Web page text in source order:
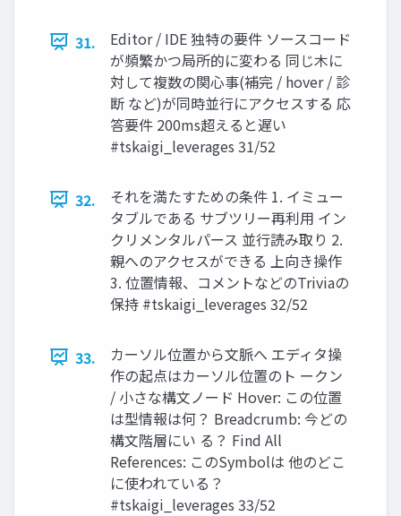
31.
Editor / IDE 独特の要件 ソースコード
が頻繁かつ局所的に変わる 同じ木に
対して複数の関心事(補完 / hover / 診
断 など)が同時並行にアクセスする 応
答要件 200ms超えると遅い
#tskaigi_leverages 31/52
32.
それを満たすための条件 1. イミュー
タブルである サブツリー再利用 イン
クリメンタルパース 並行読み取り 2.
親へのアクセスができる 上向き操作
3. 位置情報、コメントなどのTriviaの
保持 #tskaigi_leverages 32/52
33.
カーソル位置から文脈へ エディタ操
作の起点はカーソル位置のト ークン
/ 小さな構文ノード Hover: この位置
は型情報は何？ Breadcrumb: 今どの
構文階層にい る？ Find All
References: このSymbolは 他のどこ
に使われている？
#tskaigi_leverages 33/52